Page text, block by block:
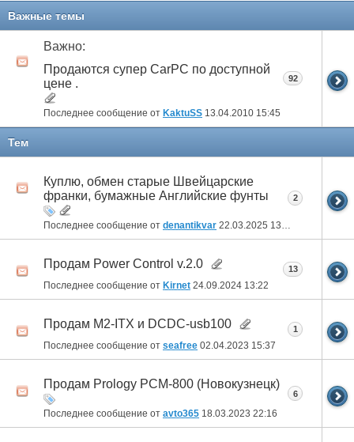
11 12
Важные темы
Важно:
Продаются супер CarPC по доступной
цене .
Последнее сообщение от KaktuSS 13.04.2010 15:45
92
Тем
Куплю, обмен старые Швейцарские
франки, бумажные Английские фунты
Последнее сообщение от denantikvar 22.03.2025 13:33
2
Продам Power Control v.2.0
Последнее сообщение от Kirnet 24.09.2024 13:22
13
Продам M2-ITX и DCDC-usb100
Последнее сообщение от seafree 02.04.2023 15:37
1
Продам Prology PCM-800 (Новокузнецк)
Последнее сообщение от avto365 18.03.2023 22:16
6